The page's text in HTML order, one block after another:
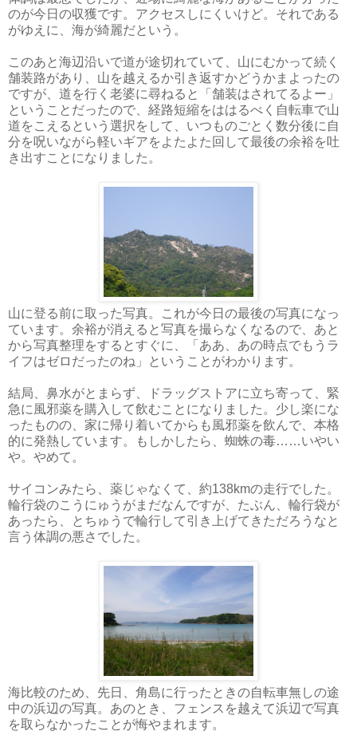
のが今日の収獲です。アクセスしにくいけど。それである
がゆえに、海が綺麗だという。
このあと海辺沿いで道が途切れていて、山にむかって続く
舗装路があり、山を越えるか引き返すかどうかまよったの
ですが、道を行く老婆に尋ねると「舗装はされてるよー」
ということだったので、経路短縮をははるべく自転車で山
道をこえるという選択をして、いつものごとく数分後に自
分を呪いながら軽いギアをよたよた回して最後の余裕を吐
き出すことになりました。
山に登る前に取った写真。これが今日の最後の写真になっ
ています。余裕が消えると写真を撮らなくなるので、あと
から写真整理をするとすぐに、「ああ、あの時点でもうラ
イフはゼロだったのね」ということがわかります。
結局、鼻水がとまらず、ドラッグストアに立ち寄って、緊
急に風邪薬を購入して飲むことになりました。少し楽にな
ったものの、家に帰り着いてからも風邪薬を飲んで、本格
的に発熱しています。もしかしたら、蜘蛛の毒……いやい
や。やめて。
サイコンみたら、薬じゃなくて、約138kmの走行でした。
輪行袋のこうにゅうがまだなんですが、たぶん、輪行袋が
あったら、とちゅうで輪行して引き上げてきただろうなと
言う体調の悪さでした。
海比較のため、先日、角島に行ったときの自転車無しの途
中の浜辺の写真。あのとき、フェンスを越えて浜辺で写真
を取らなかったことが悔やまれます。